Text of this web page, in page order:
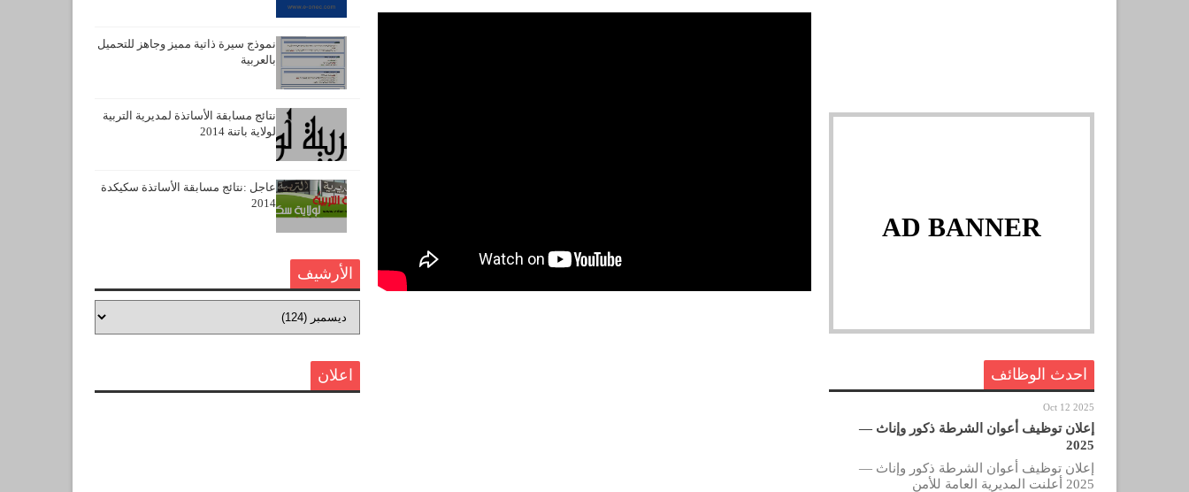
AD BANNER
احدث الوظائف
Oct 12 2025
إعلان توظيف أعوان الشرطة ذكور وإناث —
2025
إعلان توظيف أعوان الشرطة ذكور وإناث —
2025 أعلنت المديرية العامة للأمن
نموذج سيرة ذاتية مميز وجاهز للتحميل
بالعربية
نتائج مسابقة الأساتذة لمديرية التربية
لولاية باتنة 2014
عاجل :نتائج مسابقة الأساتذة سكيكدة
2014
الأرشيف
اعلان